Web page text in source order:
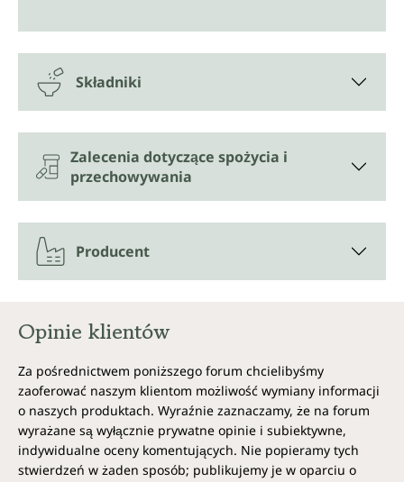
Składniki
Zalecenia dotyczące spożycia i
przechowywania
Producent
Opinie klientów
Za pośrednictwem poniższego forum chcielibyśmy
zaoferować naszym klientom możliwość wymiany informacji
o naszych produktach. Wyraźnie zaznaczamy, że na forum
wyrażane są wyłącznie prywatne opinie i subiektywne,
indywidualne oceny komentujących. Nie popieramy tych
stwierdzeń w żaden sposób; publikujemy je w oparciu o